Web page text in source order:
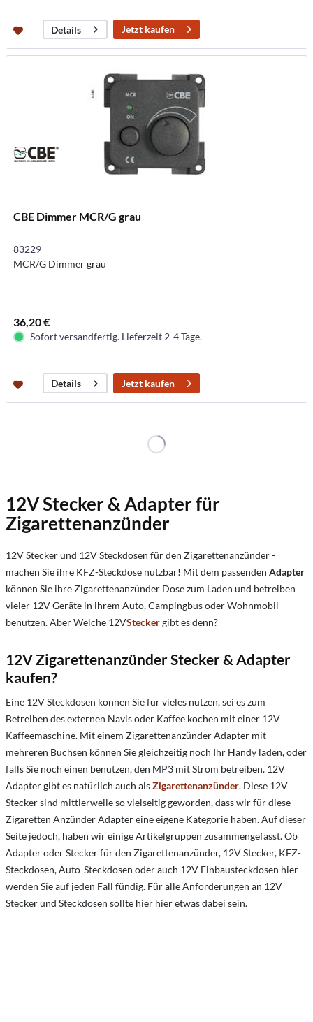
Details Jetzt kaufen
CBE Dimmer MCR/G grau
83229
MCR/G Dimmer grau
36,20 €
Sofort versandfertig. Lieferzeit 2-4 Tage.
Details Jetzt kaufen
12V Stecker & Adapter für
Zigarettenanzünder
12V Stecker und 12V Steckdosen für den Zigarettenanzünder -
machen Sie ihre KFZ-Steckdose nutzbar! Mit dem passenden Adapter
können Sie ihre Zigarettenanzünder Dose zum Laden und betreiben
vieler 12V Geräte in ihrem Auto, Campingbus oder Wohnmobil
benutzen. AberWelche 12VSteckergibt es denn?
12V Zigarettenanzünder Stecker & Adapter
kaufen?
Eine 12V Steckdosen können Sie für vieles nutzen, sei es zum
Betreiben des externen Navis oder Kaffee kochen mit einer 12V
Kaffeemaschine. Mit einem Zigarettenanzünder Adapter mit
mehreren Buchsen können Sie gleichzeitig noch Ihr Handy laden, oder
falls Sie noch einen benutzen, den MP3 mit Strom betreiben. 12V
Adapter gibt es natürlich auch alsZigarettenanzünder. Diese 12V
Stecker sind mittlerweile so vielseitig geworden, dass wir für diese
Zigaretten Anzünder Adapter eine eigene Kategorie haben. Auf dieser
Seite jedoch, haben wir einige Artikelgruppen zusammengefasst. Ob
Adapter oder Stecker für den Zigarettenanzünder, 12V Stecker, KFZ-
Steckdosen, Auto-Steckdosen oder auch 12V Einbausteckdosen hier
werden Sie auf jeden Fall fündig. Für alle Anforderungen an 12V
Stecker und Steckdosen sollte hier hier etwas dabei sein.